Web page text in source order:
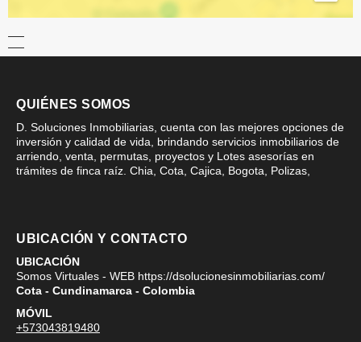
QUIÉNES SOMOS
D. Soluciones Inmobiliarias, cuenta con las mejores opciones de
inversión y calidad de vida, brindando servicios inmobiliarios de
arriendo, venta, permutas, proyectos y Lotes asesorías en
trámites de finca raíz. Chia, Cota, Cajica, Bogota, Polizas,
UBICACIÓN Y CONTACTO
UBICACIÓN
Somos Virtuales - WEB https://dsolucionesinmobiliarias.com/
Cota - Cundinamarca - Colombia
MÓVIL
+573043819480